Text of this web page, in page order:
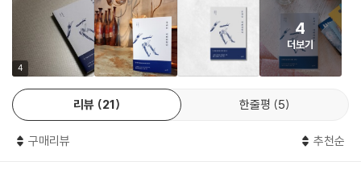
영양군 자작나무 숲… 국유림 ‘명품숲’ 선정_〈자작나무 숲〉
“은둔생활 오래되면 말하는 방법도 잊어버려”, 방 안에 갇힌 청년들_〈은
둔〉
3부 그리운 것은 다들 멀리에 있다
내쫓을 수 있다면.
세상은 언제나 해가 붉은 오후 여섯 시.
눈뜨면 다시 감고픈 이곳에서
내 머무는 동안 누구라도 함께
불안한 밤을 지켜낼 수 있다면.
늦은 아침에 아무도
“나는 지난 책의 서문에서, 풍선을 더듬는 바늘의 위로와 모서리를 둥글게
깎는 목수의 마음을 언급한 바 있다. 하지만 번번이 뾰족하고 까끌거린 것
만 같아 부끄럽기 짝이 없다. 말(글)은 가시 돋친 생명체다. 밖으로 내보내
기에 앞서 구부리고 깎고 표면을 다듬지 않으면 필경 누군가를 다치게 한
다. 비록 나의 글쓰기가 선한 댓글 쓰기 운동의 일환은 아니지만, 댓글이 미
4
4
더보기
리뷰 21 한줄평 5
구매리뷰 추천순